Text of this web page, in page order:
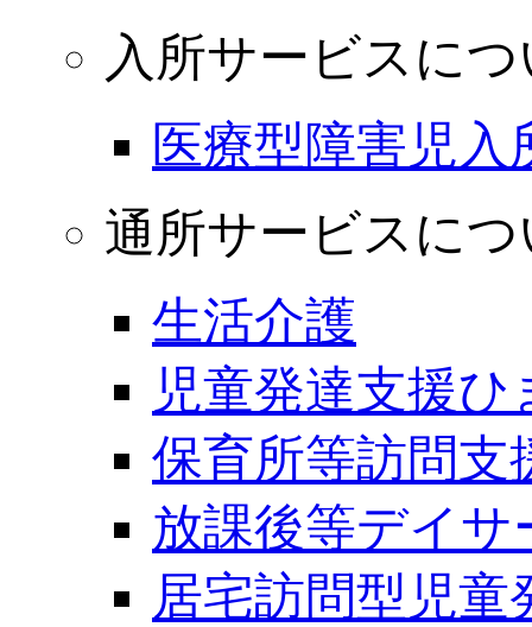
入所サービスに
医療型障害児
通所サービスに
生活介護
児童発達支援ひ
保育所等訪問支
放課後等デイサ
居宅訪問型児童